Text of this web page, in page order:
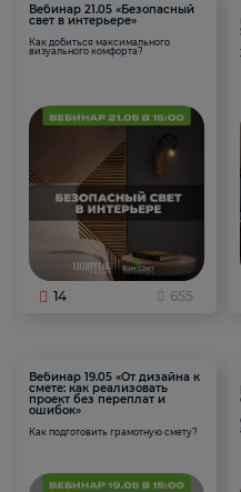
Вебинар 21.05 «Безопасный
свет в интерьере»
Как добиться максимального
визуального комфорта?
14 655
Вебинар 19.05 «От дизайна к
смете: как реализовать
проект без переплат и
ошибок»
Как подготовить грамотную смету?